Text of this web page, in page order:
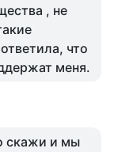
, не
что
меня.
скажи и мы